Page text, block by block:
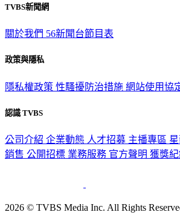
TVBS新聞網
關於我們 56新聞台節目表
政策與隱私
隱私權政策 性騷擾防治措施 網站使用協
認識 TVBS
公司介紹 企業動態 人才招募 主播專區
銷售 公開招標 業務服務 官方聲明 獲獎
2026 © TVBS Media Inc. All Rights